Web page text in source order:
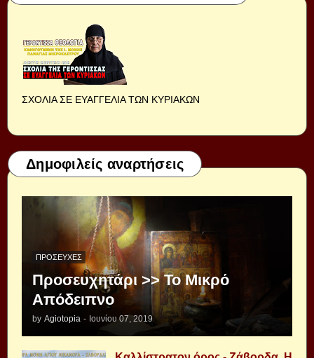
ΣΧΟΛΙΑ ΣΕ ΕΥΑΓΓΕΛΙΑ ΤΩΝ ΚΥΡΙΑΚΩΝ
Δημοφιλείς αναρτήσεις
ΠΡΟΣΕΥΧΈΣ
Προσευχητάρι >> Το Μικρό
Απόδειπνο
by Agiotopia - Ιουνίου 07, 2019